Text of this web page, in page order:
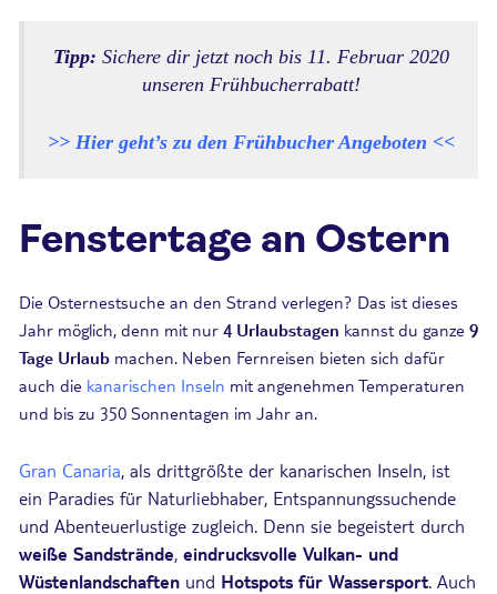
Tipp: Sichere dir jetzt noch bis 11. Februar 2020
unseren Frühbucherrabatt!
>> Hier geht’s zu den Frühbucher Angeboten <<
Fenstertage an Ostern
Die Osternestsuche an den Strand verlegen? Das ist dieses
Jahr möglich, denn mit nur 4 Urlaubstagen kannst du ganze 9
Tage Urlaub machen. Neben Fernreisen bieten sich dafür
auch die kanarischen Inseln mit angenehmen Temperaturen
und bis zu 350 Sonnentagen im Jahr an.
Gran Canaria, als drittgrößte der kanarischen Inseln, ist
ein Paradies für Naturliebhaber, Entspannungssuchende
und Abenteuerlustige zugleich. Denn sie begeistert durch
weiße Sandstrände, eindrucksvolle Vulkan- und
Wüstenlandschaften und Hotspots für Wassersport. Auch